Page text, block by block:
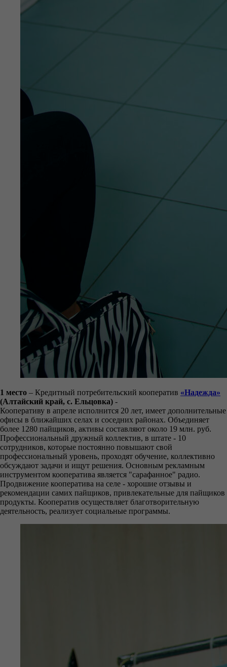
1 место – Кредитный потребительский кооператив «Надежда»
(Алтайский край, с. Ельцовка) -
Кооперативу в апреле исполнится 20 лет, имеет дополнительные
офисы в ближайших селах и соседних районах. Объединяет
более 1280 пайщиков, активы составляют около 19 млн. руб.
Профессиональный дружный коллектив, в штате - 10
сотрудников, которые постоянно повышают свой
профессиональный уровень, проходят обучение, коллективно
обсуждают задачи и ищут решения. Основным рекламным
инструментом кооператива является "сарафанное" радио.
Продвижение кооператива на селе - хорошие отзывы и
рекомендации самих пайщиков, привлекательные для пайщиков
продукты. Кооператив осуществляет благотворительную
деятельность, реализует социальные программы.